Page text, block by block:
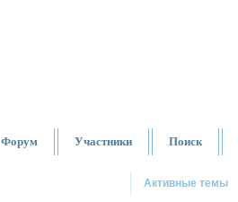
Форум Участники Поиск
Активные темы